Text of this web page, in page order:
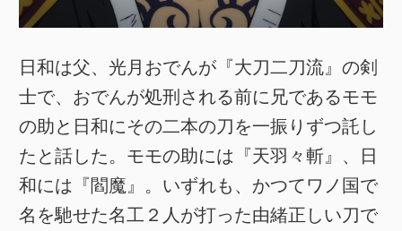
日和は父、光月おでんが『大刀二刀流』の剣
士で、おでんが処刑される前に兄であるモモ
の助と日和にその二本の刀を一振りずつ託し
たと話した。モモの助には『天羽々斬』、日
和には『閻魔』。いずれも、かつてワノ国で
名を馳せた名工２人が打った由緒正しい刀で